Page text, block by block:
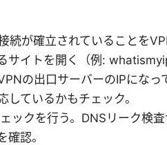
続が確立されていることを
サイトを開く（例:
の出口サーバーのIPにな
ているかもチェック。
ックを行う。DNSリーク検
認。